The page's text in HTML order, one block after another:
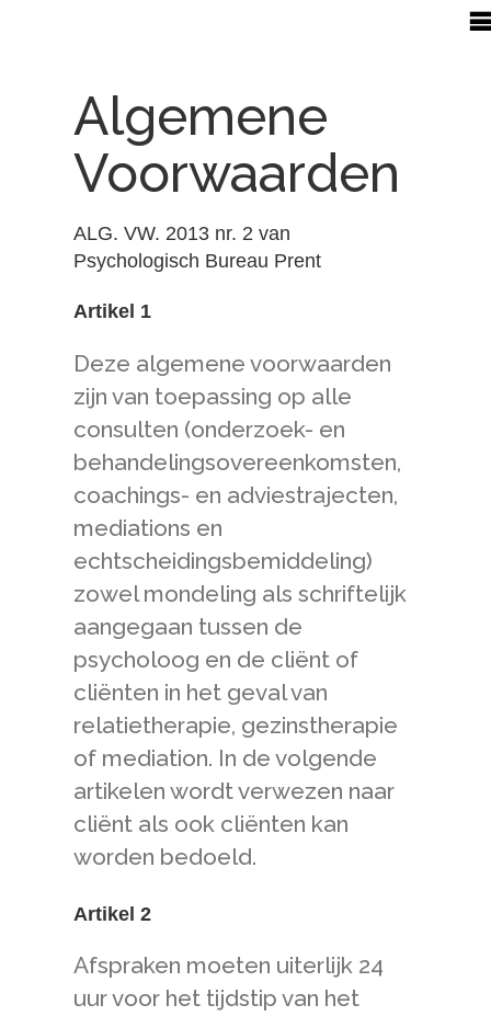
Algemene
Voorwaarden
ALG. VW. 2013 nr. 2 van
Psychologisch Bureau Prent
Artikel 1
Deze algemene voorwaarden
zijn van toepassing op alle
consulten (onderzoek- en
behandelingsovereenkomsten,
coachings- en adviestrajecten,
mediations en
echtscheidingsbemiddeling)
zowel mondeling als schriftelijk
aangegaan tussen de
psycholoog en de cliënt of
cliënten in het geval van
relatietherapie, gezinstherapie
of mediation. In de volgende
artikelen wordt verwezen naar
cliënt als ook cliënten kan
worden bedoeld.
Artikel 2
Afspraken moeten uiterlijk 24
uur voor het tijdstip van het